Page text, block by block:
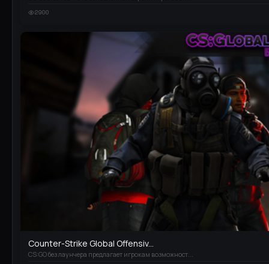
2900
Counter-Strike Global Offensiv...
CS:GO без лаунчера предлагает игрокам возможност...